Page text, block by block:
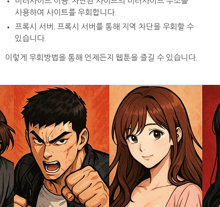
사용하여 사이트를 우회합니다.
프록시 서버: 프록시 서버를 통해 지역 차단을 우회할 수
있습니다.
이렇게 우회방법을 통해 언제든지 웹툰을 즐길 수 있습니다.